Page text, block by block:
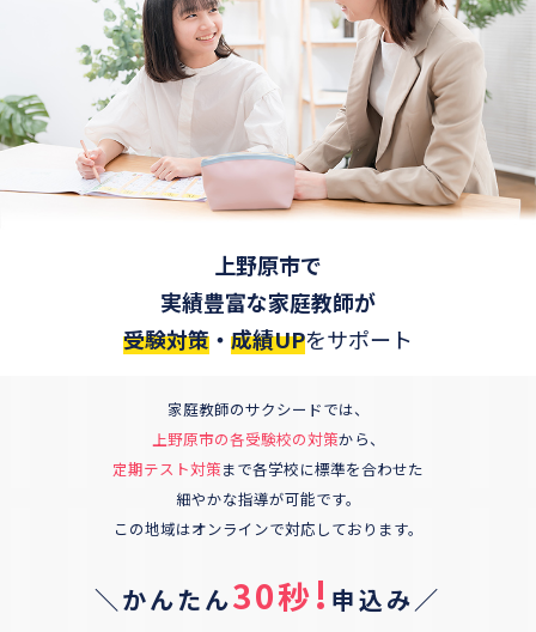
上野原市で
実績豊富な家庭教師が
受験対策 ・ 成績UPをサポート
家庭教師のサクシードでは、
上野原市の各受験校の対策から、
定期テスト対策まで各学校に標準を合わせた
細やかな指導が可能です。
この地域はオンラインで対応しております。
＼かんたん30秒! 申込み／